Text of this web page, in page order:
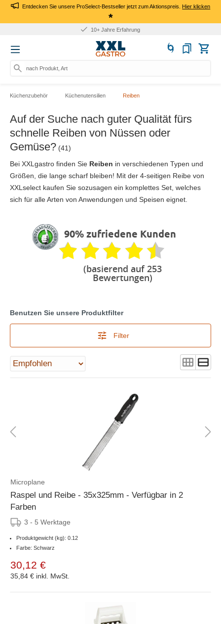
Entdecken Sie unsere ProSelect-Bestseller jetzt zum Aktionspreis.Hier klicken
*
10+ Jahre Erfahrung
nach Produkt, Art.-Nr., M
Küchenzubehör Küchenutensilien Reiben
Auf der Suche nach guter Qualität fürs
schnelle Reiben von Nüssen oder
Gemüse? (41)
Bei XXLgastro finden Sie Reiben in verschiedenen Typen und
Größen, die lange scharf bleiben! Mit der 4-seitigen Reibe von
XXLselect kaufen Sie sozusagen ein komplettes Set, welches
sich für alle Arten von Anwendungen und Speisen eignet.
90% zufriedene Kunden
(basierend auf 253
Bewertungen)
Benutzen Sie unsere Produktfilter
Filter
Microplane
Raspel und Reibe - 35x325mm - Verfügbar in 2
Farben
3 - 5 Werktage
Produktgewicht (kg): 0.12
Farbe: Schwarz
30,12 €
35,84 € inkl. MwSt.